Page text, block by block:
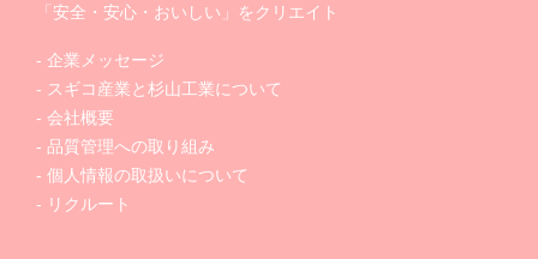
「安全・安心・おいしい」をクリエイト
企業メッセージ
スギコ産業と杉山工業について
会社概要
品質管理への取り組み
個人情報の取扱いについて
リクルート